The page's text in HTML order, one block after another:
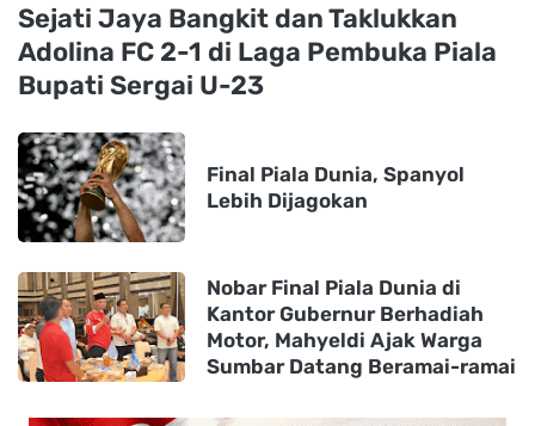
Sejati Jaya Bangkit dan Taklukkan
Adolina FC 2-1 di Laga Pembuka Piala
Bupati Sergai U-23
Final Piala Dunia, Spanyol
Lebih Dijagokan
Nobar Final Piala Dunia di
Kantor Gubernur Berhadiah
Motor, Mahyeldi Ajak Warga
Sumbar Datang Beramai-ramai